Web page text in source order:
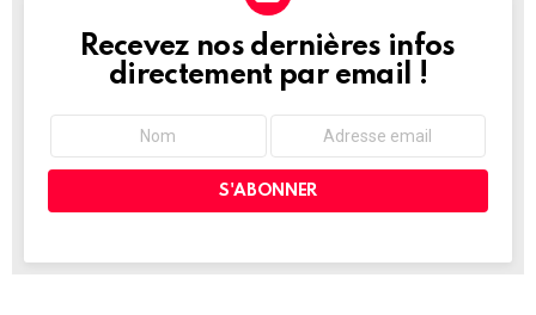
NEWSLETTER
Recevez nos dernières infos
directement par email !